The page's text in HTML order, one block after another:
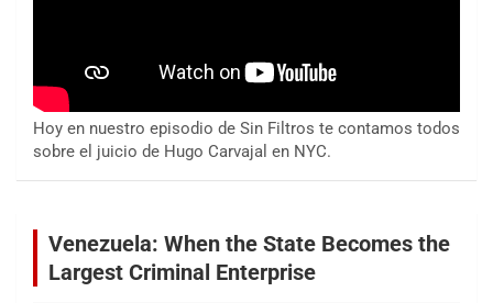
Hoy en nuestro episodio de Sin Filtros te contamos todos
sobre el juicio de Hugo Carvajal en NYC.
Venezuela: When the State Becomes the
Largest Criminal Enterprise